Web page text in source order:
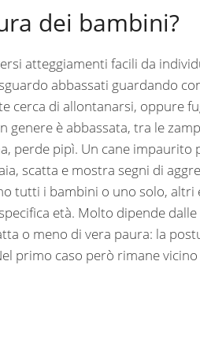
dei bambini?
atteggiamenti facili da
abbassati guardando
cerca di allontanarsi, oppure
genere è abbassata, tra le
perde pipì. Un cane impaurito
scatta e mostra segni di
tutti i bambini o uno solo, altri
età. Molto dipende dalle
o meno di vera paura: la
primo caso però rimane